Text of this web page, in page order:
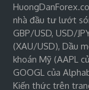
nhà đầu tư lướt
GBP/USD, USD/
(XAU/USD), Dầu
khoán Mỹ (AAPL
GOOGL của
Kiến thức trên